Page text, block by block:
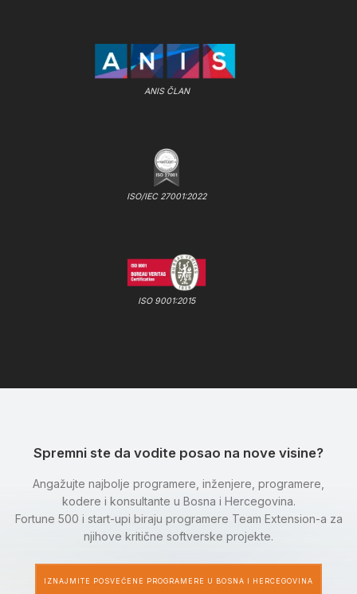
ANIS ČLAN
ISO/IEC 27001:2022
ISO 9001:2015
Spremni ste da vodite posao na nove visine?
Angažujte najbolje programere, inženjere, programere,
kodere i konsultante u Bosna i Hercegovina.
Fortune 500 i start-upi biraju programere Team Extension-a za
njihove kritične softverske projekte.
IZNAJMITE POSVEĆENE PROGRAMERE U BOSNA I HERCEGOVINA